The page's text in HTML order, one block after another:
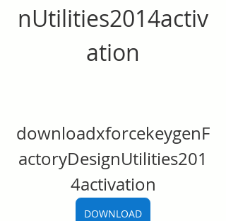
nUtilities2014activ
ation
downloadxforcekeygenF
actoryDesignUtilities201
4activation
DOWNLOAD